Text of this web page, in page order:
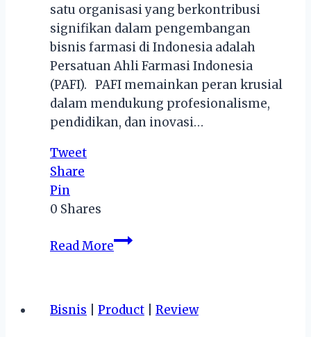
satu organisasi yang berkontribusi
signifikan dalam pengembangan
bisnis farmasi di Indonesia adalah
Persatuan Ahli Farmasi Indonesia
(PAFI). PAFI memainkan peran krusial
dalam mendukung profesionalisme,
pendidikan, dan inovasi…
Tweet
Share
Pin
0 Shares
Read MorePengembangan
Indonesia
Bisnis Product Review